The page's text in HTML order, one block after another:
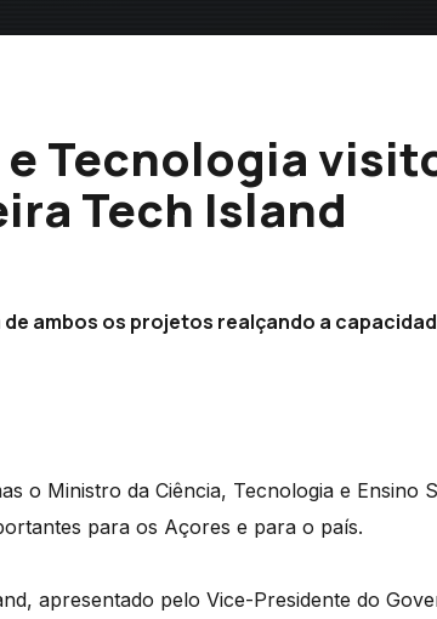
Tecnologia
Tech Island
ambos os projetos realçando a
o Ministro da Ciência, Tecnologia e Ensino
para os Açores e para o país.
apresentado pelo Vice-Presidente do